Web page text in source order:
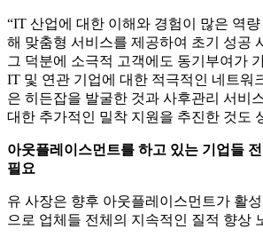
“IT 산업에 대한 이해와 경험이 많은 역
해 맞춤형 서비스를 제공하여 초기 성공
그 덕분에 소극적 고객에도 동기부여가
IT 및 연관 기업에 대한 적극적인 네트워
은 히든잡을 발굴한 것과 사후관리 서비
대한 추가적인 밀착 지원을 추진한 것도
아웃플레이스먼트를 하고 있는 기업들
필요
유 사장은 향후 아웃플레이스먼트가 활
으로 업체들 전체의 지속적인 질적 향상